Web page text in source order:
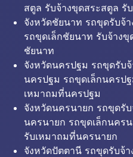
สตูล รับจ้างขุดสระสตูล รั
จังหวัดชัยนาท รถขุดรับจ้
รถขุดเล็กชัยนาท รับจ้าง
ชัยนาท
จังหวัดนครปฐม รถขุดรับ
นครปฐม รถขุดเล็กนครป
เหมาถมที่นครปฐม
จังหวัดนครนายก รถขุดรั
นครนายก รถขุดเล็กนคร
รับเหมาถมที่นครนายก
จังหวัดปัตตานี รถขุดรับจ้